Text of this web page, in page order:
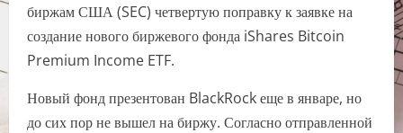
биржам США (SEC) четвертую поправку к заявке на
создание нового биржевого фонда iShares Bitcoin
Premium Income ETF.
Новый фонд презентован BlackRock еще в январе, но
до сих пор не вышел на биржу. Согласно отправленной